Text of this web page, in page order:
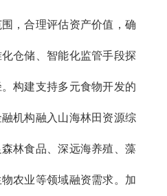
，合理评估资产价值，确
仓储、智能化监管手段探
构建支持多元食物开发的
机构融入山海林田资源综
林食品、深远海养殖、藻
农业等领域融资需求。加